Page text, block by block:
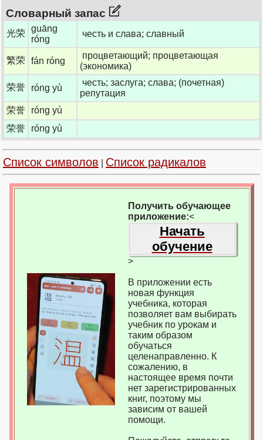
Словарный запас
光荣 guāng
róng
честь и слава; славный
繁荣 fán róng
процветающий; процветающая
(экономика)
荣誉 róng yù
честь; заслуга; слава; (почетная)
репутация
荣誉
róng yù
荣誉
róng yù
Список символов Список радикалов
Получить обучающее
приложение:<
Начать
обучение
>
В приложении есть
новая функция
учебника, которая
позволяет вам выбирать
учебник по урокам и
таким образом
обучаться
целенаправленно. К
сожалению, в
настоящее время почти
нет зарегистрированных
книг, поэтому мы
зависим от вашей
помощи.